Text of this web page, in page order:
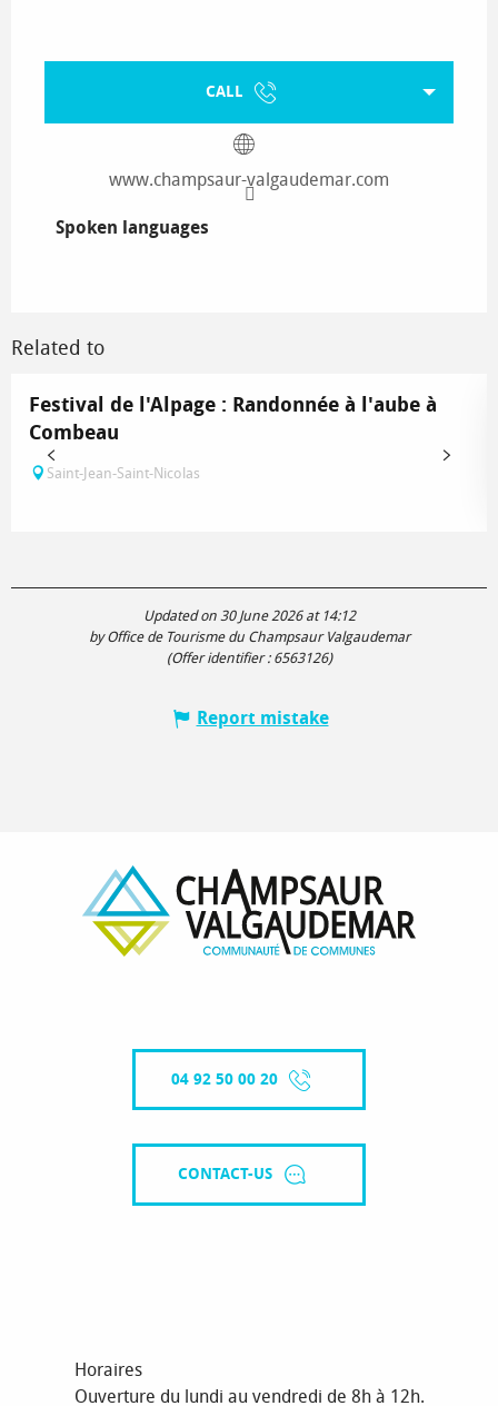
CALL
www.champsaur-valgaudemar.com
Spoken languages
Spoken languages
Related to
Festival de l'Alpage : Randonnée à l'aube à
Combeau
Saint-Jean-Saint-Nicolas
Updated on 30 June 2026 at 14:12
by Office de Tourisme du Champsaur Valgaudemar
(Offer identifier : 6563126)
Report mistake
04 92 50 00 20
CONTACT-US
Horaires
Ouverture du lundi au vendredi de 8h à 12h.